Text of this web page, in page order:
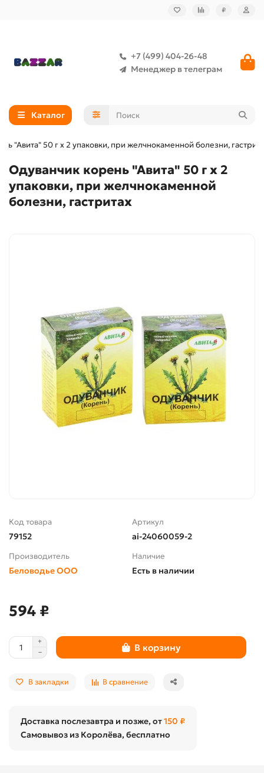
₽
+7 (499) 404-26-48
Менеджер в телеграм
Каталог
"Авита" 50 г x 2 упаковки, при желчнокаменной болезни,
Одуванчик корень "Авита" 50 г x 2
упаковки, при желчнокаменной
болезни, гастритах
Код товара
79152
Артикул
ai-24060059-2
Производитель
Беловодье ООО
Наличие
Есть в наличии
594 ₽
В корзину
В закладки В сравнение
Доставка послезавтра и позже, от150 ₽
Самовывоз из Королёва, бесплатно